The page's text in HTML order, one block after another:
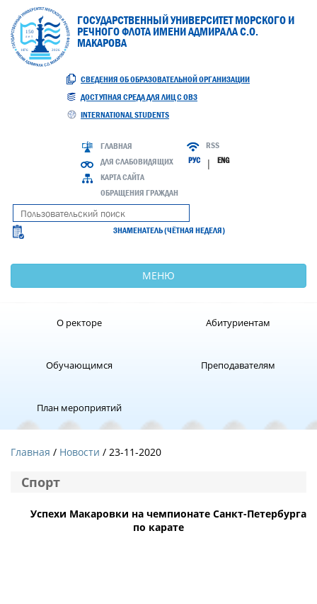
ГОСУДАРСТВЕННЫЙ УНИВЕРСИТЕТ МОРСКОГО И
РЕЧНОГО ФЛОТА ИМЕНИ АДМИРАЛА С.О.
МАКАРОВА
СВЕДЕНИЯ ОБ ОБРАЗОВАТЕЛЬНОЙ ОРГАНИЗАЦИИ
ДОСТУПНАЯ СРЕДА ДЛЯ ЛИЦ С ОВЗ
INTERNATIONAL STUDENTS
ГЛАВНАЯ
ДЛЯ СЛАБОВИДЯЩИХ
КАРТА САЙТА
ОБРАЩЕНИЯ ГРАЖДАН
RSS
РУС | ENG
ЗНАМЕНАТЕЛЬ (ЧЁТНАЯ НЕДЕЛЯ)
МЕНЮ
О ректоре Абитуриентам
Обучающимся Преподавателям
План мероприятий
Главная Новости / 23-11-2020
Спорт
Успехи Макаровки на чемпионате Санкт-Петербурга
по карате